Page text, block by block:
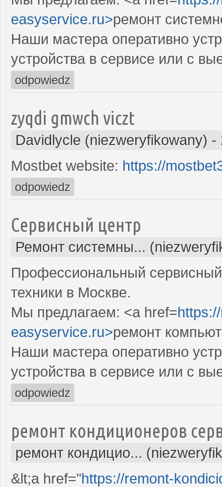
easyservice.ru>ремонт
Наши мастера оперативно
устройства в сервисе или с
odpowiedz
zyqdi gmwch viczt
Davidlycle (niezweryfikowany) -
Mostbet website: https://
odpowiedz
Сервисный центр
Ремонт системны...
Профессиональный
техники в Москве.
Мы предлагаем: <a href=
easyservice.ru>ремонт
Наши мастера оперативно
устройства в сервисе или с
odpowiedz
ремонт кондиционеров
ремонт кондицио...
&lt;a href="https://remont-